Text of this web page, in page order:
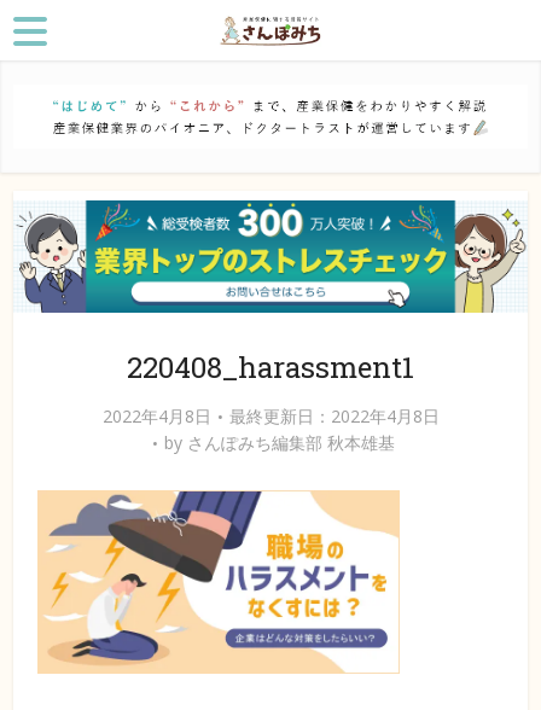
220408_harassment1
2022年4月8日
最終更新日：2022年4月8日
by さんぽみち編集部 秋本雄基